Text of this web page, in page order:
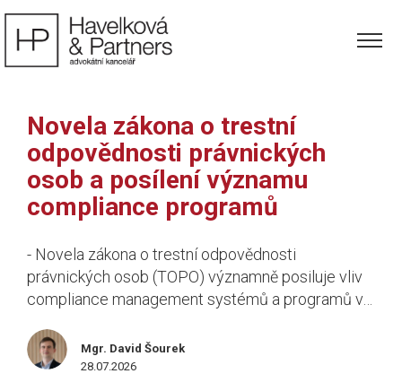
Novela zákona o trestní
odpovědnosti právnických
osob a posílení významu
compliance programů
- Novela zákona o trestní odpovědnosti
právnických osob (TOPO) významně posiluje vliv
compliance management systémů a programů v…
Mgr. David Šourek
28.07.2026